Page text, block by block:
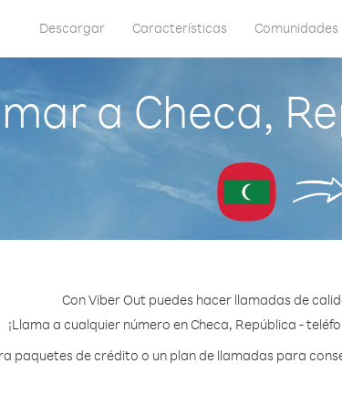
Descargar Características Comunidades
a Checa,
Con Viber Out puedes hacer llamadas de
¡Llama a cualquier número en Checa, República -
paquetes de crédito o un plan de llamadas para